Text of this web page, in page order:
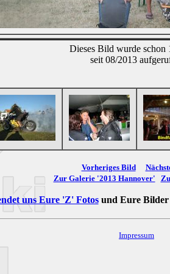
Dieses Bild wurde schon
seit 08/2013
Vorheriges Bild
Zur Galerie '2013 Hannover'
uns Eure 'Z' Fotosund Eure Bilder
Impressum